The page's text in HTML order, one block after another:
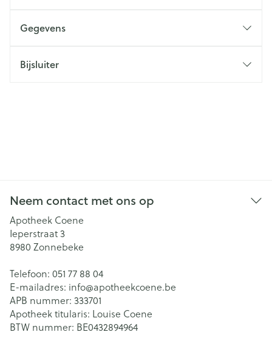
Gegevens
Bijsluiter
Neem contact met ons op
Apotheek Coene
Ieperstraat 3
8980 Zonnebeke
Telefoon: 051 77 88 04
E-mailadres: info@apotheekcoene.be
APB nummer: 333701
Apotheek titularis: Louise Coene
BTW nummer: BE0432894964